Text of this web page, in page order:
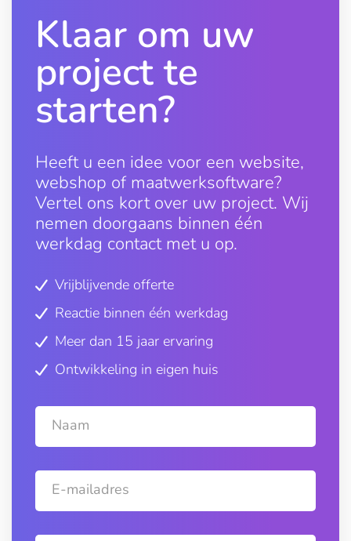
Klaar om uw
project te
starten?
Heeft u een idee voor een website,
webshop of maatwerksoftware?
Vertel ons kort over uw project. Wij
nemen doorgaans binnen één
werkdag contact met u op.
Vrijblijvende offerte
Reactie binnen één werkdag
Meer dan 15 jaar ervaring
Ontwikkeling in eigen huis
Naam
E-mailadres